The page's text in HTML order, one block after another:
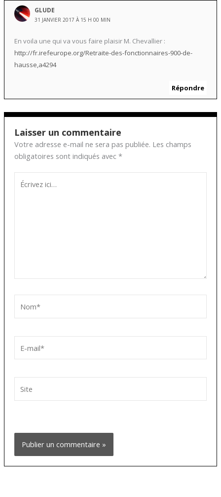
GLUDE
31 JANVIER 2017 À 15 H 00 MIN
En voila une qui va vous faire plaisir M. Chevallier :
http://fr.irefeurope.org/Retraite-des-fonctionnaires-900-de-
hausse,a4294
Répondre
Laisser un commentaire
Votre adresse e-mail ne sera pas publiée. Les champs
obligatoires sont indiqués avec *
Écrivez
ici…
mail*